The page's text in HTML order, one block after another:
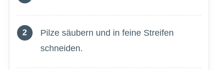
Pilze säubern und in feine Streifen
schneiden.